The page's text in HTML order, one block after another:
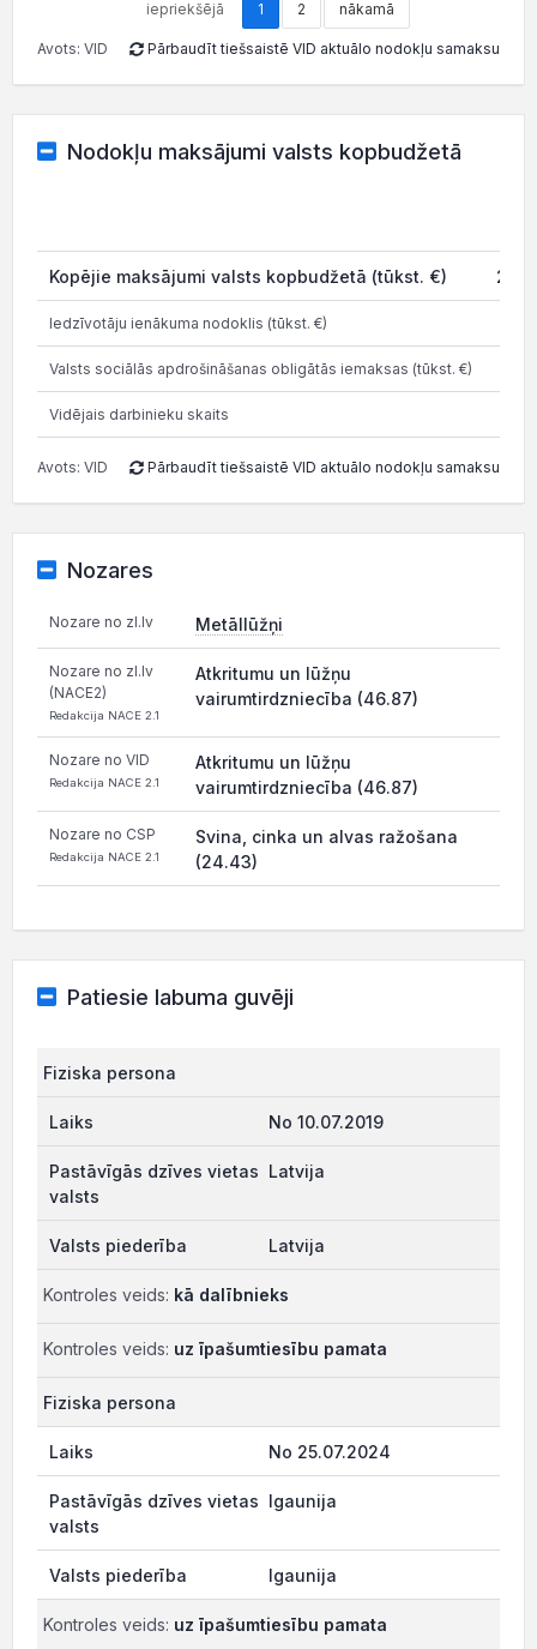
iepriekšējā 1 2 nākamā
Avots: VID Pārbaudīt tiešsaistē VID aktuālo nodokļu samaksu
Nodokļu maksājumi valsts kopbudžetā
Kopējie maksājumi valsts kopbudžetā (tūkst. €) 2
Iedzīvotāju ienākuma nodoklis (tūkst. €)
Valsts sociālās apdrošināšanas obligātās iemaksas (tūkst. €)
Vidējais darbinieku skaits
Avots: VID Pārbaudīt tiešsaistē VID aktuālo nodokļu samaksu
Nozares
Nozare no zl.lv Metāllūžņi
Nozare no zl.lv
(NACE2)
Redakcija NACE 2.1
Atkritumu un lūžņu
vairumtirdzniecība (46.87)
Nozare no VID
Redakcija NACE 2.1
Atkritumu un lūžņu
vairumtirdzniecība (46.87)
Nozare no CSP
Redakcija NACE 2.1
Svina, cinka un alvas ražošana
(24.43)
Patiesie labuma guvēji
Fiziska persona
No 10.07.2019
Latvija
Latvija
Kontroles veids: kā dalībnieks
Kontroles veids: uz īpašumtiesību pamata
Fiziska persona
No 25.07.2024
Igaunija
Igaunija
Kontroles veids: uz īpašumtiesību pamata